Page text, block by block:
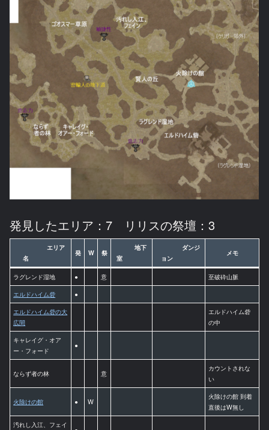
発見したエリア：7 リリスの祭壇：3
エリア
名
発 W 祭
地下
室
ダンジ
ョン
メモ
ラグレンド湿地 ● 意
至破砕山脈
エルドハイム砦
●
エルドハイム砦の大
広間
エルドハイム砦
の中
キャレイグ・オア
ー・フォード
●
ならず者の林 意
カウントされな
い
火除けの館 ● W
火除けの館 到着
直後はW無し
汚れし入江、フェイ